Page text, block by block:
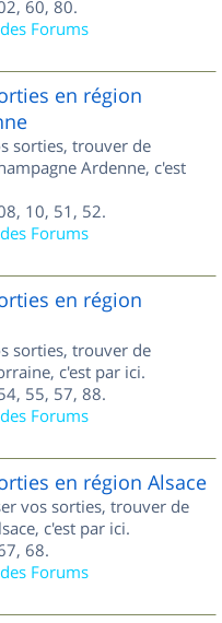
60, 80.
Forums
en région
sorties, trouver de
Ardenne, c'est
10, 51, 52.
Forums
en région
sorties, trouver de
c'est par ici.
55, 57, 88.
Forums
en région Alsace
vos sorties, trouver de
c'est par ici.
68.
Forums